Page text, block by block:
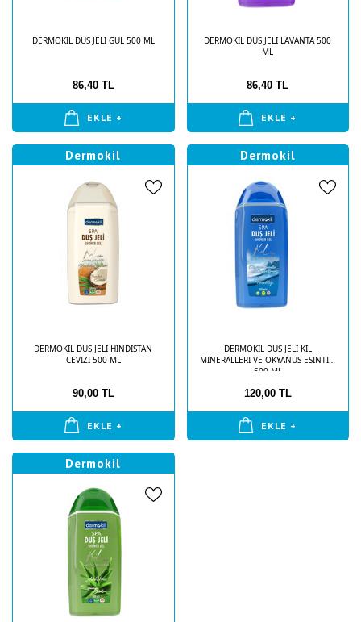
DERMOKIL DUS JELI GUL 500 ML
86,40 TL
EKLE +
DERMOKIL DUS JELI LAVANTA 500
ML
86,40 TL
EKLE +
Dermokil
DERMOKIL DUS JELI HINDISTAN
CEVIZI-500 ML
90,00 TL
EKLE +
Dermokil
DERMOKIL DUS JELI KIL
MINERALLERI VE OKYANUS ESINTISI
500 ML
120,00 TL
EKLE +
Dermokil